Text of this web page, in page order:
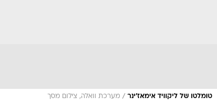
טומלטו של ליקוויד אימאז'ינר / מערכת וואלה, צילום מסך